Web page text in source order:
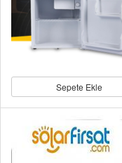
Sepete Ekle